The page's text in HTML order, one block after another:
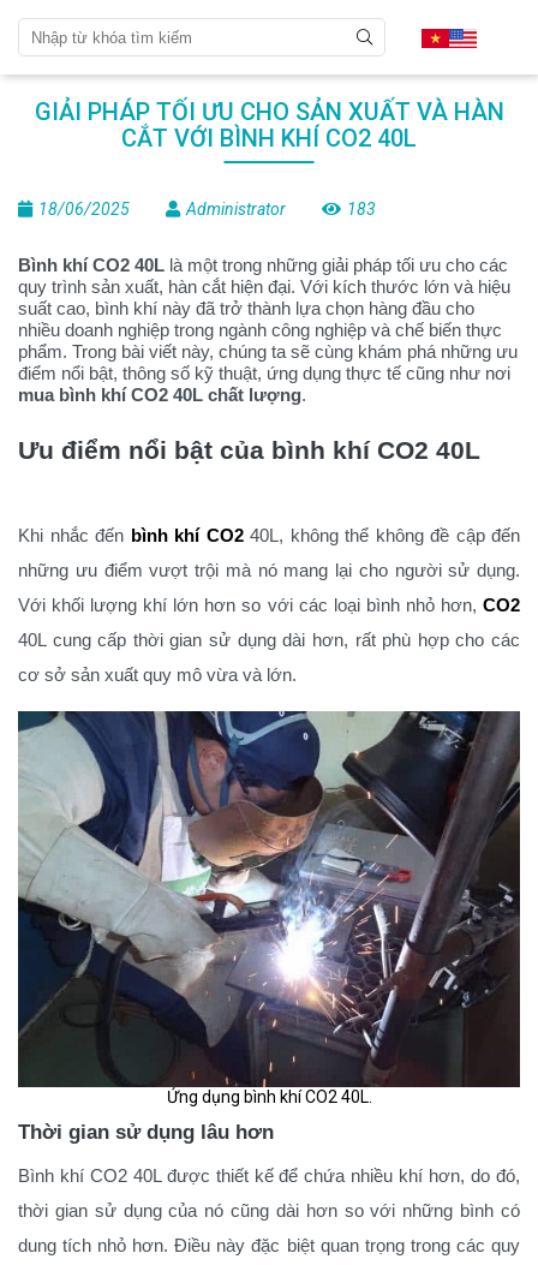
GIẢI PHÁP TỐI ƯU CHO SẢN XUẤT VÀ HÀN
CẮT VỚI BÌNH KHÍ CO2 40L
18/06/2025 Administrator 183
Bình khí CO2 40L là một trong những giải pháp tối ưu cho các
quy trình sản xuất, hàn cắt hiện đại. Với kích thước lớn và hiệu
suất cao, bình khí này đã trở thành lựa chọn hàng đầu cho
nhiều doanh nghiệp trong ngành công nghiệp và chế biến thực
phẩm. Trong bài viết này, chúng ta sẽ cùng khám phá những ưu
điểm nổi bật, thông số kỹ thuật, ứng dụng thực tế cũng như nơi
mua bình khí CO2 40L chất lượng.
Ưu điểm nổi bật của bình khí CO2 40L
Khi nhắc đến bình khí CO2 40L, không thể không đề cập đến
những ưu điểm vượt trội mà nó mang lại cho người sử dụng.
Với khối lượng khí lớn hơn so với các loại bình nhỏ hơn, CO2
40L cung cấp thời gian sử dụng dài hơn, rất phù hợp cho các
cơ sở sản xuất quy mô vừa và lớn.
Ứng dụng bình khí CO2 40L.
Thời gian sử dụng lâu hơn
Bình khí CO2 40L được thiết kế để chứa nhiều khí hơn, do đó,
thời gian sử dụng của nó cũng dài hơn so với những bình có
dung tích nhỏ hơn. Điều này đặc biệt quan trọng trong các quy